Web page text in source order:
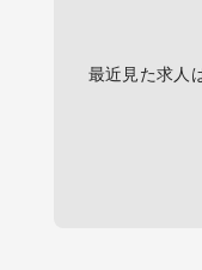
最近見た求人